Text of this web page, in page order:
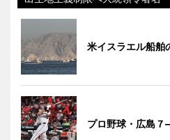
米イスラエル船舶
プロ野球・広島